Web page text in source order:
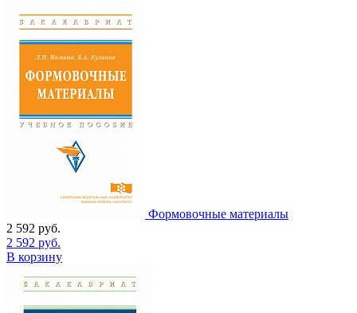
Формовочные материалы
2 592 руб.
2 592 руб.
В корзину